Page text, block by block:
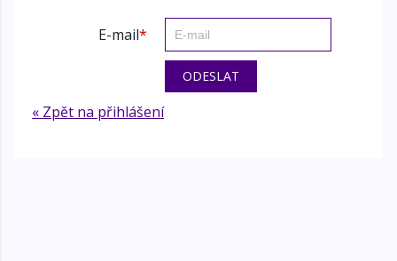
E-mail
« Zpět na přihlášení